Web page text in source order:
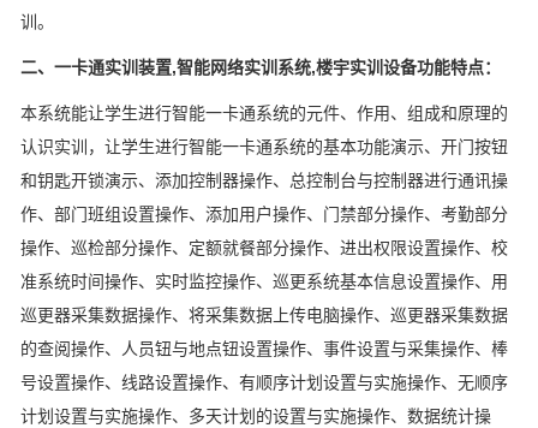
训。
二、一卡通实训装置,智能网络实训系统,楼宇实训设备功能特点：
本系统能让学生进行智能一卡通系统的元件、作用、组成和原理的
认识实训，让学生进行智能一卡通系统的基本功能演示、开门按钮
和钥匙开锁演示、添加控制器操作、总控制台与控制器进行通讯操
作、部门班组设置操作、添加用户操作、门禁部分操作、考勤部分
操作、巡检部分操作、定额就餐部分操作、进出权限设置操作、校
准系统时间操作、实时监控操作、巡更系统基本信息设置操作、用
巡更器采集数据操作、将采集数据上传电脑操作、巡更器采集数据
的查阅操作、人员钮与地点钮设置操作、事件设置与采集操作、棒
号设置操作、线路设置操作、有顺序计划设置与实施操作、无顺序
计划设置与实施操作、多天计划的设置与实施操作、数据统计操